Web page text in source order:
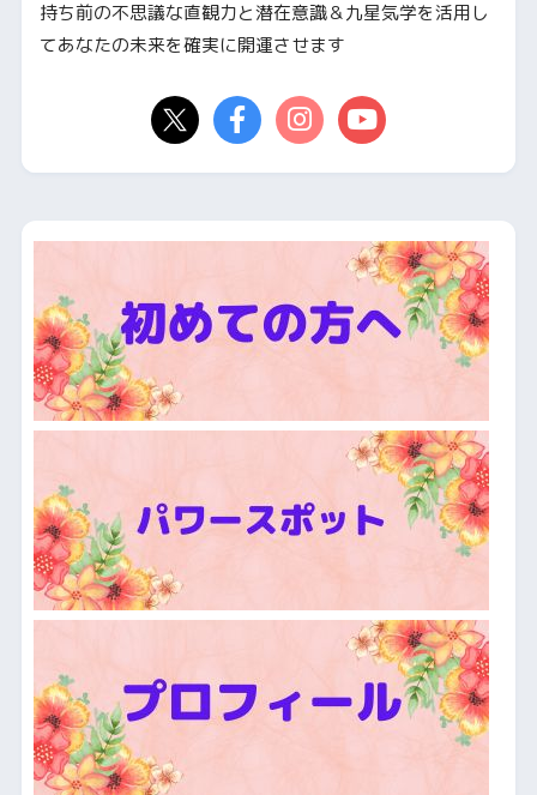
持ち前の不思議な直観力と潜在意識＆九星気学を活用し
てあなたの未来を確実に開運させます